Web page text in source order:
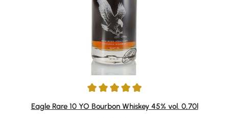
Durchschnittliche Bewertung von 4.88 von 5 Sternen
Eagle Rare 10 YO Bourbon Whiskey 45% vol. 0,70l